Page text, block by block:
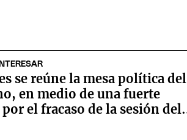
se reúne la mesa política del
en medio de una fuerte
el fracaso de la sesión del